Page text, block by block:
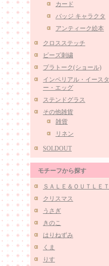
カード
バッジ キャラクタ
アンティーク絵本
クロスステッチ
ビーズ刺繍
プラトーク(ショール)
インペリアル・イースタ
ー・エッグ
ステンドグラス
その他雑貨
雑貨
リネン
SOLDOUT
モチーフから探す
ＳＡＬＥ＆ＯＵＴＬＥＴ
クリスマス
うさぎ
きのこ
はりねずみ
くま
りす